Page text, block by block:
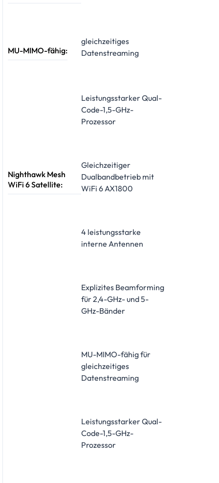
MU-MIMO-fähig:
gleichzeitiges
Datenstreaming
Leistungsstarker Qual-
Code-1,5-GHz-
Prozessor
Nighthawk Mesh
WiFi 6 Satellite:
Gleichzeitiger
Dualbandbetrieb mit
WiFi 6 AX1800
4 leistungsstarke
interne Antennen
Explizites Beamforming
für 2,4-GHz- und 5-
GHz-Bänder
MU-MIMO-fähig für
gleichzeitiges
Datenstreaming
Leistungsstarker Qual-
Code-1,5-GHz-
Prozessor